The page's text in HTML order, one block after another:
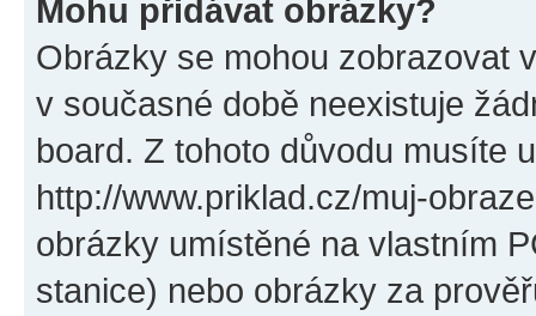
Mohu přidávat obrázky?
Obrázky se mohou zobrazovat
v současné době neexistuje
board. Z tohoto důvodu musíte
http://www.priklad.cz/muj-
obrázky umístěné na vlastním
stanice) nebo obrázky za